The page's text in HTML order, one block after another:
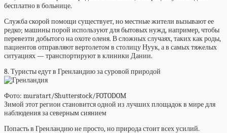
бесплатно в больнице.
Служба скорой помощи существует, но местные жители вызывают ее
редко; машины порой используют для бытовых нужд, например, чтобы
перевезти добытого на охоте оленя. В сложных случаях, таких как роды,
пациентов отправляют вертолетом в столицу Нуук, а в самых тяжелых
ситуациях — транспортируют в клиники Дании.
8. Туристы едут в Гренландию за суровой природой
Фото: muratart/Shutterstock/FOTODOM
Зимой этот регион становится одной из лучших площадок в мире для
наблюдения за северным сиянием
Попасть в Гренландию не просто, но природа стоит всех усилий.